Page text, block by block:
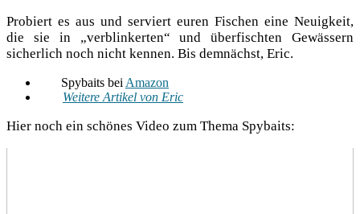
Pro­biert es aus und ser­viert euren Fischen eine Neu­ig­keit,
die sie in „ver­blin­ker­ten“ und über­fisch­ten Gewäs­sern
sicher­lich noch nicht ken­nen. Bis dem­nächst, Eric.
Spy­baits bei Ama­zon
Wei­te­re Arti­kel von Eric
Hier noch ein schö­nes Video zum The­ma Spybaits: